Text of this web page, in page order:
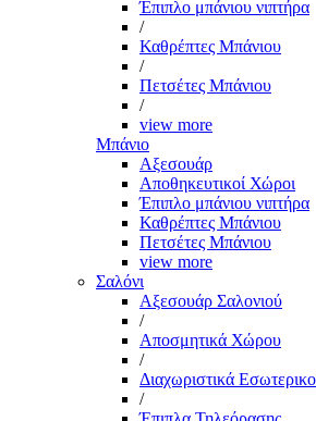
Έπιπλο μπάνιου νιπτήρα
/
Καθρέπτες Μπάνιου
/
Πετσέτες Μπάνιου
/
view more
Μπάνιο
Αξεσουάρ
Αποθηκευτικοί Χώροι
Έπιπλο μπάνιου νιπτήρα
Καθρέπτες Μπάνιου
Πετσέτες Μπάνιου
view more
Σαλόνι
Αξεσουάρ Σαλονιού
/
Αποσμητικά Χώρου
/
Διαχωριστικά
/